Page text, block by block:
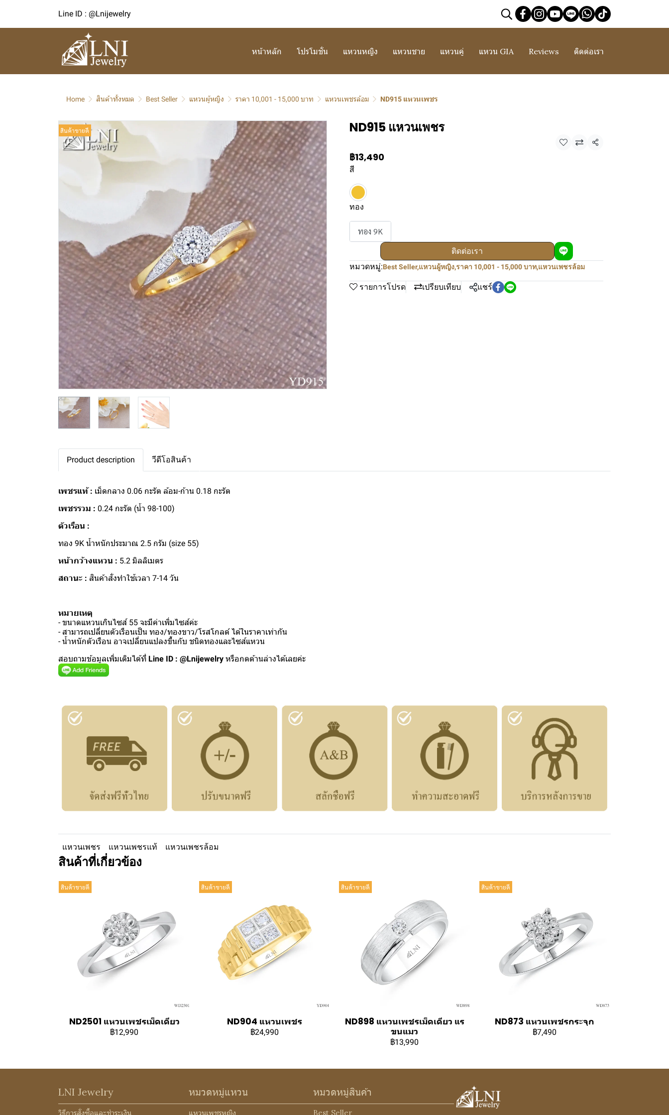
Line ID : @Lnijewelry
หน้าหลัก โปรโมชั่น แหวนหญิง แหวนชาย แหวนคู่ แหวน GIA Reviews ติดต่อเรา
Home สินค้าทั้งหมด Best Seller แหวนผู้หญิง ราคา 10,001 - 15,000 บาท แหวนเพชรล้อม ND915 แหวนเพชร
สินค้าขายดี ND915 แหวนเพชร
แชร์
฿13,490
สี
ทอง
ทอง 9K
ติดต่อเรา
หมวดหมู่:Best Seller,แหวนผู้หญิง,ราคา 10,001 - 15,000 บาท,แหวนเพชรล้อม
รายการโปรด เปรียบเทียบ แชร์
Product description วีดีโอสินค้า
เพชรแท้ : เม็ดกลาง 0.06 กะรัต ล้อม-ก้าน 0.18 กะรัต
เพชรรวม : 0.24 กะรัต (น้ำ 98-100)
ตัวเรือน :
ทอง 9K น้ำหนักประมาณ 2.5 กรัม (size 55)
หน้ากว้างแหวน : 5.2 มิลลิเมตร
สถานะ : สินค้าสั่งทำใช้เวลา 7-14 วัน
หมายเหตุ
- ขนาดแหวนเกินไซส์ 55 จะมีค่าเพิ่มไซส์ค่ะ
- สามารถเปลี่ยนตัวเรือนเป็น ทอง/ทองขาว/โรสโกลด์ ได้ในราคาเท่ากัน
- น้ำหนักตัวเรือน อาจเปลี่ยนแปลงขึ้นกับ ชนิดทองและไซส์แหวน
สอบถามข้อมูลเพิ่มเติมได้ที่ Line ID : @Lnijewelry หรือกดด้านล่างได้เลยค่ะ
แหวนเพชร แหวนเพชรแท้ แหวนเพชรล้อม
สินค้าที่เกี่ยวข้อง
สินค้าขายดี
ND2501 แหวนเพชรเม็ดเดียว
฿12,990
สินค้าขายดี
ND904 แหวนเพชร
฿24,990
สินค้าขายดี
ND898 แหวนเพชรเม็ดเดียว แร
ขนแมว
฿13,990
สินค้าขายดี
ND873 แหวนเพชรกระจุก
฿7,490
LNI Jewelry
วิธีการสั่งซื้อและชำระเงิน
หมวดหมู่แหวน
แหวนเพชรหญิง
หมวดหมู่สินค้า
Best Seller